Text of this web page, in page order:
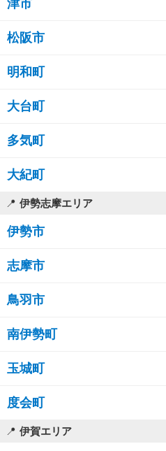
津市
松阪市
明和町
大台町
多気町
大紀町
伊勢志摩エリア
伊勢市
志摩市
鳥羽市
南伊勢町
玉城町
度会町
伊賀エリア